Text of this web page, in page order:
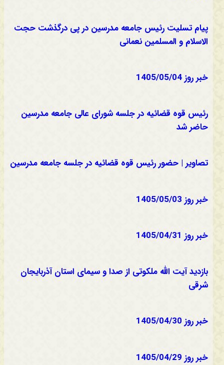
پیام تسلیت رئیس جامعه مدرسین در پی درگذشت حجت
الاسلام و المسلمین نعمانی
خبر روز 1405/05/04
رئیس قوه قضائیه در جلسه شورای عالی جامعه مدرسین
حاضر شد
تصاویر | حضور رئیس قوه قضائیه در جلسه جامعه مدرسین
خبر روز 1405/05/03
خبر روز 1405/04/31
بازدید آیت الله ملکوتی از صدا و سیمای استان آذربایجان
شرقی
خبر روز 1405/04/30
خبر روز 1405/04/29